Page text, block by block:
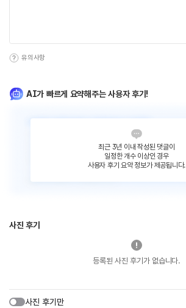
유의사항
AI가 빠르게 요약해주는 사용자 후기!
최근 3년 이내 작성된 댓글이
일정한 개수 이상인 경우
사용자 후기 요약 정보가 제공됩니다.
사진 후기
등록된 사진 후기가 없습니다.
사진 후기만